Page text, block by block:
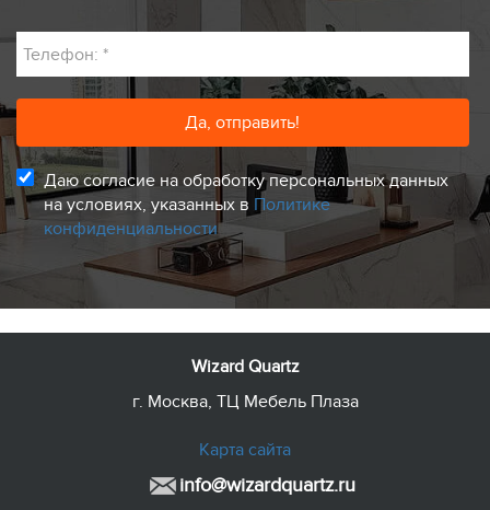
Телефон: *
Даю согласие на обработку персональных данных
на условиях, указанных в Политике
конфиденциальности
Wizard Quartz
г. Москва, ТЦ Мебель Плаза
Карта сайта
info@wizardquartz.ru